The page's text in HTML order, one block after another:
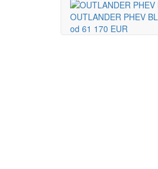
OUTLANDER PHEV
od 61 170 EUR